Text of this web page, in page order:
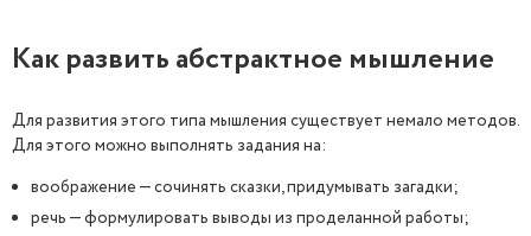
Как развить абстрактное мышление
Для развития этого типа мышления существует немало методов.
Для этого можно выполнять задания на:
воображение — сочинять сказки, придумывать загадки;
речь — формулировать выводы из проделанной работы;